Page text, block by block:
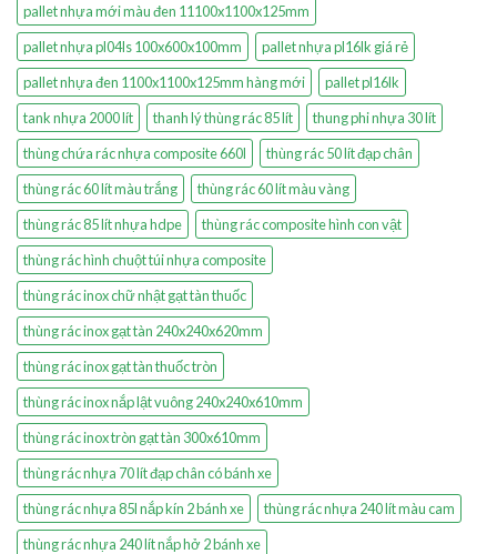
pallet nhựa mới màu đen 11100x1100x125mm
pallet nhựa pl04ls 100x600x100mm
pallet nhựa pl16lk giá rẻ
pallet nhựa đen 1100x1100x125mm hàng mới
pallet pl16lk
tank nhựa 2000 lít
thanh lý thùng rác 85 lít
thung phi nhựa 30 lít
thùng chứa rác nhựa composite 660l
thùng rác 50 lít đạp chân
thùng rác 60 lít màu trắng
thùng rác 60 lít màu vàng
thùng rác 85 lít nhựa hdpe
thùng rác composite hình con vật
thùng rác hình chuột túi nhựa composite
thùng rác inox chữ nhật gạt tàn thuốc
thùng rác inox gạt tàn 240x240x620mm
thùng rác inox gạt tàn thuốc tròn
thùng rác inox nắp lật vuông 240x240x610mm
thùng rác inox tròn gạt tàn 300x610mm
thùng rác nhựa 70 lít đạp chân có bánh xe
thùng rác nhựa 85l nắp kín 2 bánh xe
thùng rác nhựa 240 lít màu cam
thùng rác nhựa 240 lít nắp hở 2 bánh xe